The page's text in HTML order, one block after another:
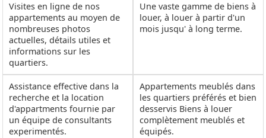
Visites en ligne de nos
appartements au moyen de
nombreuses photos
actuelles, détails utiles et
informations sur les
quartiers.
Une vaste gamme de biens à
louer, à louer à partir d'un
mois jusqu' à long terme.
Assistance effective dans la
recherche et la location
d'appartments fournie par
un équipe de consultants
experimentés.
Appartements meublés dans
les quartiers préférés et bien
desservis Biens à louer
complètement meublés et
équipés.